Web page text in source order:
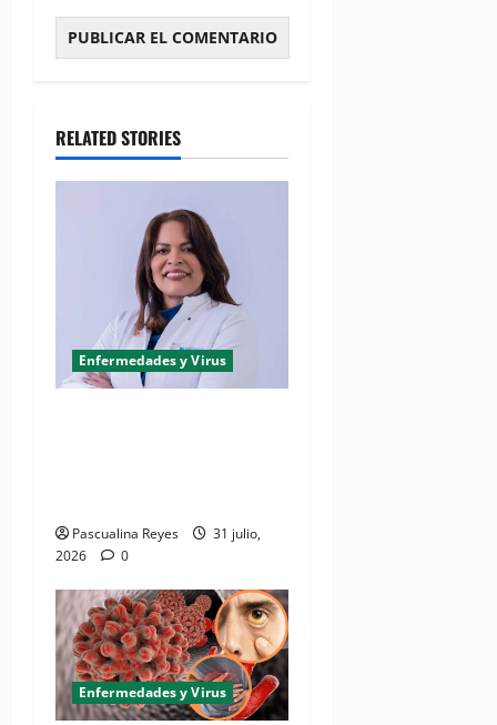
RELATED STORIES
Enfermedades y Virus
Pascualina Reyes
31 julio,
2026
0
Enfermedades y Virus